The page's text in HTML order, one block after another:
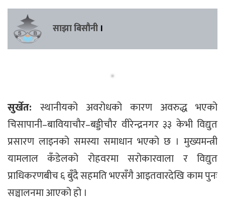
साझा बिसौनी ।
सुर्खेत: स्थानीयको अवरोधको कारण अवरुद्ध भएको
चिसापानी–बावियाचौर–बड्डीचौर वीरेन्द्रनगर ३३ केभी विद्युत
प्रसारण लाइनको समस्या समाधान भएको छ । मुख्यमन्त्री
यामलाल कँडेलको रोहवरमा सरोकारवाला र विद्युत
प्राधिकरणबीच ६ बुँदै सहमति भएसँगै आइतवारदेखि काम पुनः
सञ्चालनमा आएको हो ।